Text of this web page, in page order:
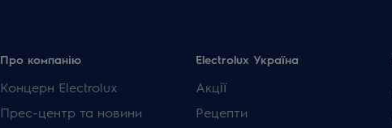
Про компанію
Концерн Electrolux
Прес-центр та новини
Electrolux Україна
Акції
Рецепти